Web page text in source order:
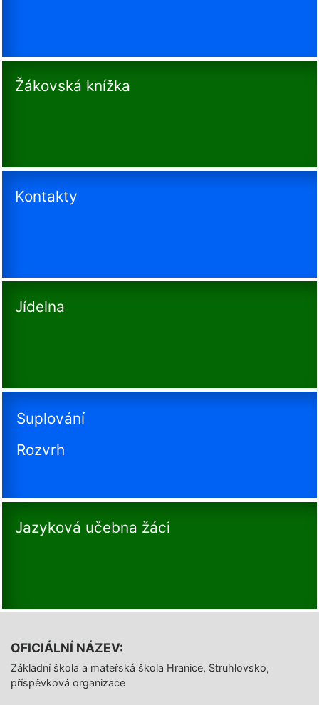
Žákovská knížka
Kontakty
Jídelna
Suplování
Rozvrh
Jazyková učebna žáci
OFICIÁLNÍ NÁZEV:
Základní škola a mateřská škola Hranice, Struhlovsko,
příspěvková organizace